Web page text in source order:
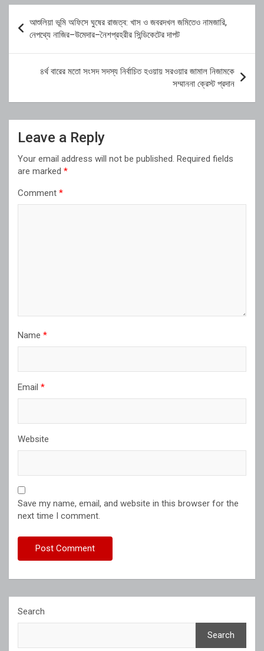
navigation
আশুলিয়া ভূমি অফিসে ঘুষের রাজত্ব: খাস ও জবরদখল জমিতেও নামজারি,
নেপথ্যে নাজির–উমেদার–নৈশপ্রহরীর সিন্ডিকেটের দাপট
৪র্থ বারের মতো সংসদ সদস্য নির্বাচিত হওয়ায় সরওয়ার জামাল নিজামকে
সম্মাননা ক্রেস্ট প্রদান
Leave a Reply
Your email address will not be published. Required fields
are marked *
Comment *
Name *
Email *
Website
Save my name, email, and website in this browser for the
next time I comment.
Search
Search